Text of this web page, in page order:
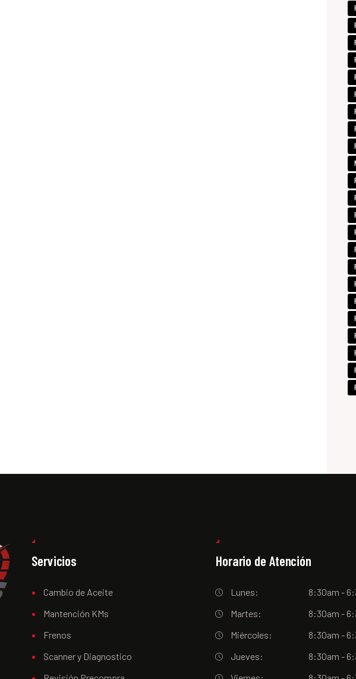
Servicios
Cambio de Aceite
Mantención KMs
Frenos
Scanner y Diagnostico
Horario de Atención
Lunes:
8:30am -
Martes:
8:30am -
Miércoles:
8:30am -
Jueves:
8:30am -